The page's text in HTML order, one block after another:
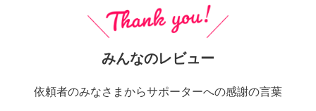
みんなのレビュー
依頼者のみなさまからサポーターへの感謝の言葉